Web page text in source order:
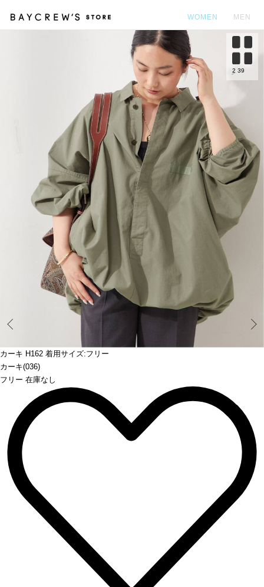
WOMEN MEN
カーキ H162 着用サイズ:フリー
カーキ(036)
フリー 在庫なし
2 39